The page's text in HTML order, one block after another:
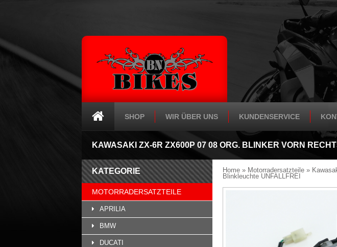
SHOP WIR ÜBER UNS KUNDENSERVICE
KAWASAKI ZX-6R ZX600P 07 08 ORG. BLINKER VORN
KATEGORIE
MOTORRADERSATZTEILE
APRILIA
BMW
DUCATI
Home » Motorradersatzteile »
Blinkleuchte UNFALLFREI